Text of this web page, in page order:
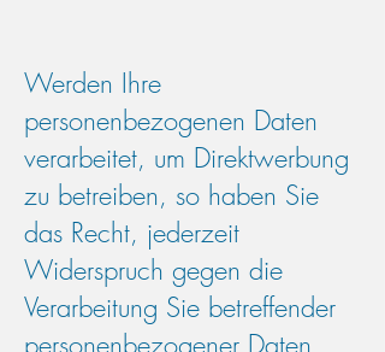
Werden Ihre
personenbezogenen Daten
verarbeitet, um Direktwerbung
zu betreiben, so haben Sie
das Recht, jederzeit
Widerspruch gegen die
Verarbeitung Sie betreffender
personenbezogener Daten